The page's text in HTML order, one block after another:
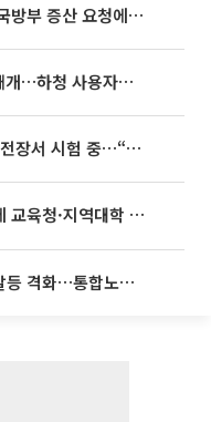
[특징주] “탄약 부족하다“ 美 국방부 증산 요청에⋯국내 방산주 급등세
현대차·기아, 이번 주 임단협 재개…하청 사용자성 재심도 ‘변수’
…“스타트업 여러 곳 참여”
서·논술형 입시 연계 '착수'
SK하이닉스 ‘자사주 성과급’ 갈등 격화…통합노조 출범 움직임